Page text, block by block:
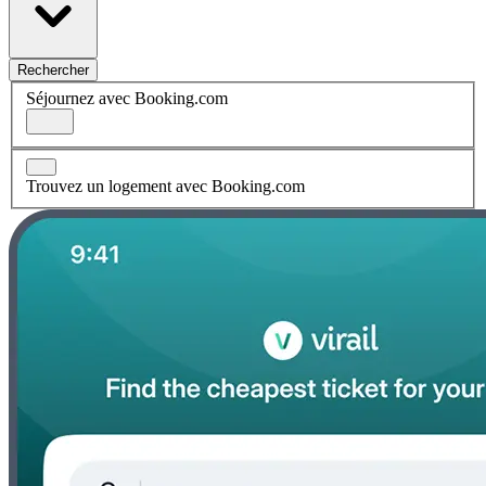
Rechercher
Séjournez avec Booking.com
Trouvez un logement avec Booking.com